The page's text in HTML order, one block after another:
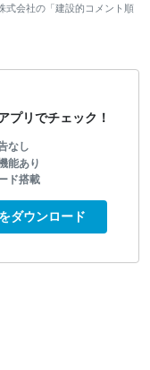
式会社の「建設的コメント順
プリでチェック！
なし
能あり
ド搭載
ダウンロード